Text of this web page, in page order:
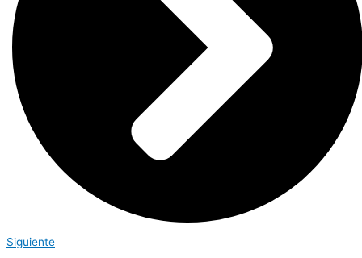
Siguiente